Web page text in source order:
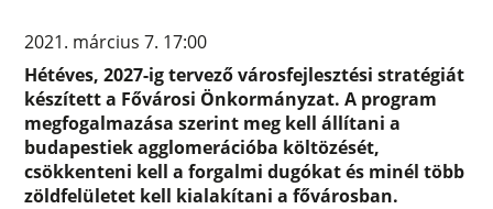
2021. március 7. 17:00
Hétéves, 2027-ig tervező városfejlesztési stratégiát
készített a Fővárosi Önkormányzat. A program
megfogalmazása szerint meg kell állítani a
budapestiek agglomerációba költözését,
csökkenteni kell a forgalmi dugókat és minél több
zöldfelületet kell kialakítani a fővárosban.